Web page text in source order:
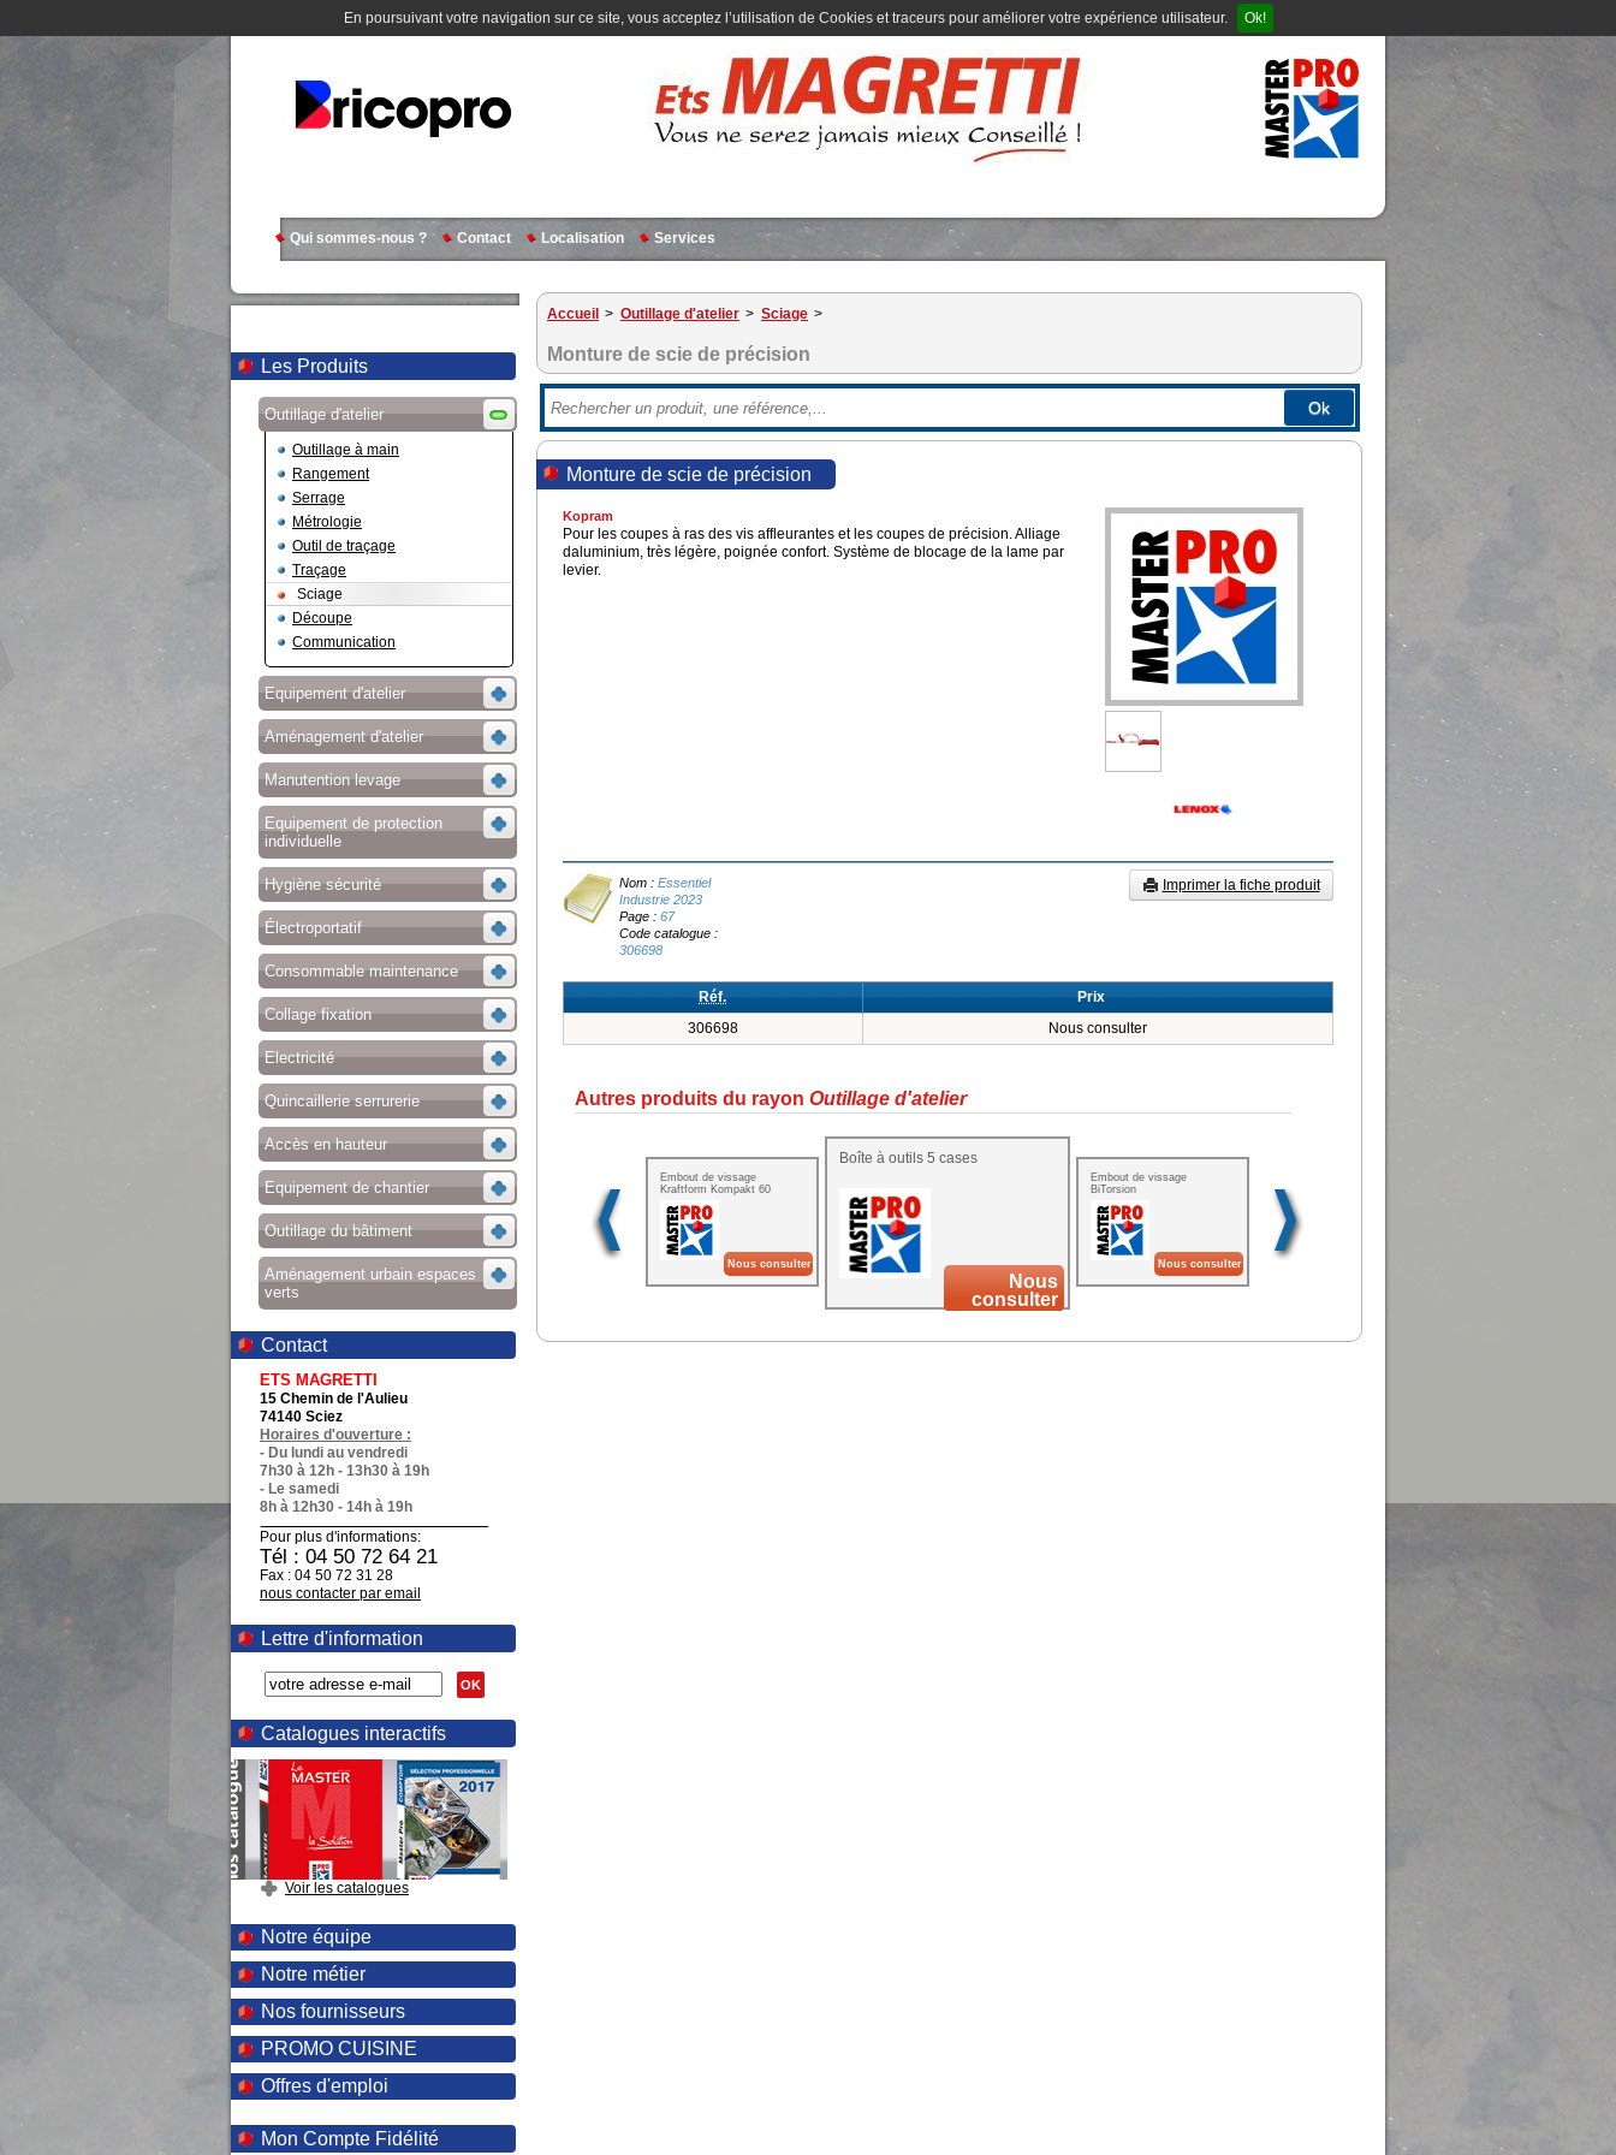
En poursuivant votre navigation sur ce site, vous acceptez l’utilisation de Cookies et traceurs pour améliorer votre expérience utilisateur. Ok!
Qui sommes-nous ? Contact Localisation Services
Les Produits
Outillage d'atelier
Outillage à main
Rangement
Serrage
Métrologie
Outil de traçage
Traçage
Sciage
Découpe
Communication
Equipement d'atelier
Aménagement d'atelier
Manutention levage
Equipement de protection
individuelle
Hygiène sécurité
Électroportatif
Consommable maintenance
Collage fixation
Electricité
Quincaillerie serrurerie
Accès en hauteur
Equipement de chantier
Outillage du bâtiment
Aménagement urbain espaces
verts
Contact
ETS MAGRETTI
15 Chemin de l'Aulieu
74140 Sciez
Horaires d'ouverture :
- Du lundi au vendredi
7h30 à 12h - 13h30 à 19h
- Le samedi
8h à 12h30 - 14h à 19h
Pour plus d'informations:
Tél : 04 50 72 64 21
Fax : 04 50 72 31 28
nous contacter par email
Lettre d'information
OK
Catalogues interactifs
Voir les catalogues
Notre équipe
Notre métier
Nos fournisseurs
PROMO CUISINE
Offres d'emploi
Mon Compte Fidélité
Accueil > Outillage d'atelier > Sciage >
Monture de scie de précision
Ok
Monture de scie de précision
Kopram
Pour les coupes à ras des vis affleurantes et les coupes de précision. Alliage
daluminium, très légère, poignée confort. Système de blocage de la lame par
levier.
Imprimer la fiche produit
Nom :Essentiel
Industrie 2023
Page :67
Code catalogue :
306698
Réf.
Prix
306698
Nous consulter
Autres produits du rayon Outillage d'atelier
Embout de vissage
Kraftform Kompakt 60
Nous consulter
Boîte à outils 5 cases
Nous
consulter
Embout de vissage
BiTorsion
Nous consulter